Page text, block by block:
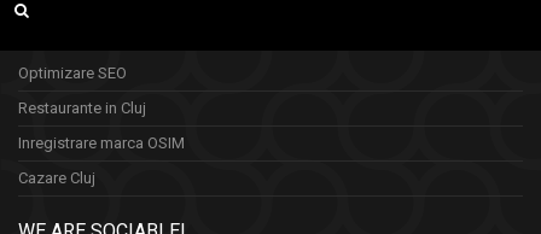
Optimizare SEO
Restaurante in Cluj
Inregistrare marca OSIM
Cazare Cluj